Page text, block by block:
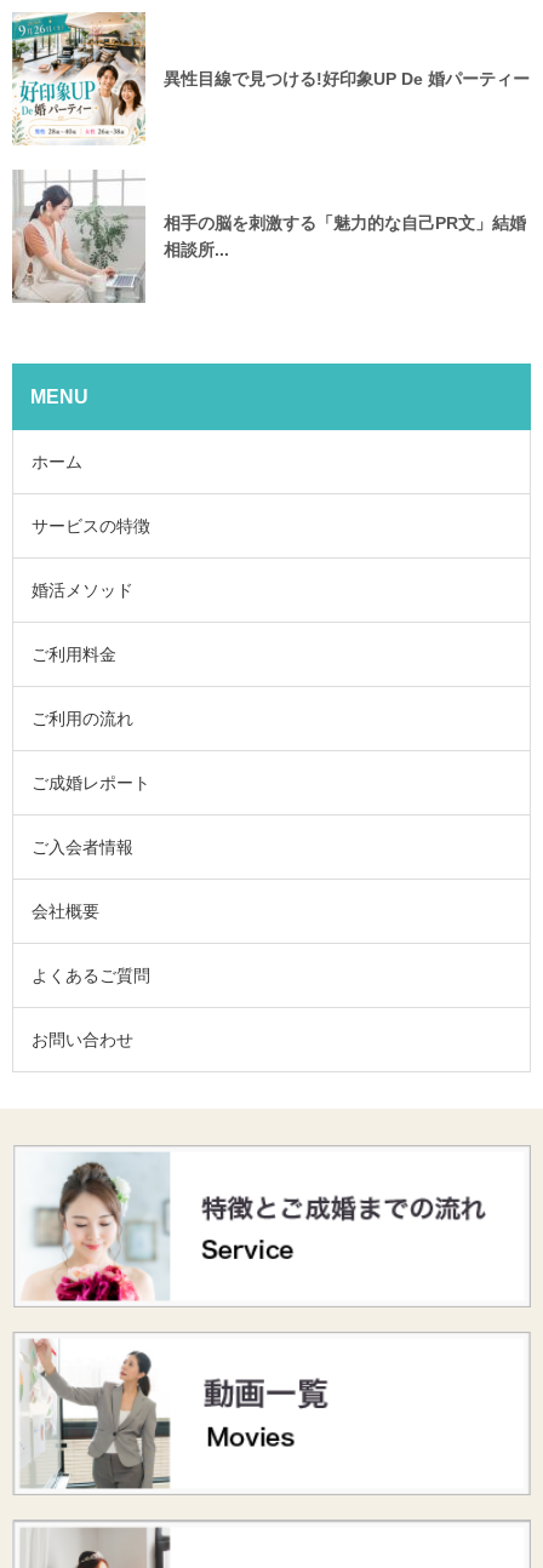
異性目線で見つける!好印象UP De 婚パーティー
相手の脳を刺激する「魅力的な自己PR文」結婚
相談所...
MENU
ホーム
サービスの特徴
婚活メソッド
ご利用料金
ご利用の流れ
ご成婚レポート
ご入会者情報
会社概要
よくあるご質問
お問い合わせ